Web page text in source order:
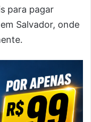
para pagar
Salvador, onde